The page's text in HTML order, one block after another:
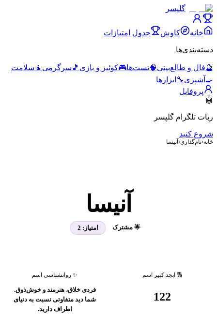
گلپسر
خانه کاوش جدول امتیازات
دسته‌بندی‌ها
🔮فال و طالع‌بینی🧠تست‌ها🎮کوئیز و بازی 🎵 سرگرمی 🧘 سلامت
🍳 آشپزی🔧 ابزارها
پروفایل
🤖
ربات تلگرام گلپسر
شروع کنید
خانه›نام‌گذاری› آنیسا
آنیسا
🌟 مشترک امتیاز: 2
🔢 ابجد کبیر اسم
122
✨ روانشناسی اسم
فردی خلاق، هنرمند و خوش‌ذوق.
شما دید متفاوتی نسبت به دنیای
اطراف دارید.